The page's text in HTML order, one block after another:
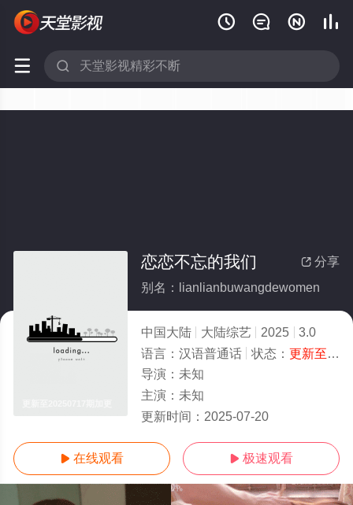
   
 
 分享
恋恋不忘的我们
别名：lianlianbuwangdewomen
中国大陆 大陆综艺 2025
3.0
语言： 汉语普通话 状态： 更新至20250717期加更
导演： 未知
主演： 未知
更新时间： 2025-07-20
 在线观看  极速观看